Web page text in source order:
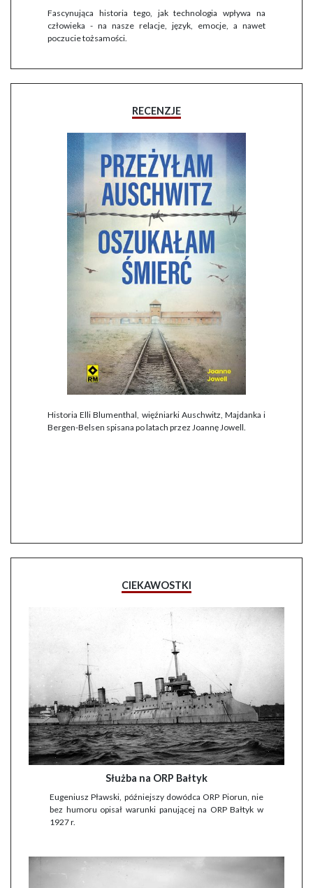
Fascynująca historia tego, jak technologia wpływa na
człowieka - na nasze relacje, język, emocje, a nawet
poczucie tożsamości.
RECENZJE
Historia Elli Blumenthal, więźniarki Auschwitz, Majdanka i
Bergen-Belsen spisana po latach przez Joannę Jowell.
CIEKAWOSTKI
Służba na ORP Bałtyk
Eugeniusz Pławski, późniejszy dowódca ORP Piorun, nie
bez humoru opisał warunki panującej na ORP Bałtyk w
1927 r.